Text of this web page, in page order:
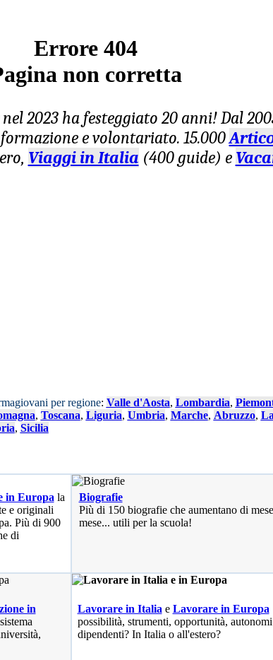
Errore 404
non corretta
2023 ha festeggiato 20 anni! Dal
e volontariato. 15.000
Viaggi in Italia (400 guide) e
per regione: Valle d'Aosta, Lombardia,
, Toscana, Liguria, Umbria, Marche, Abruzzo,
, Sicilia
in Europa la
e originali
Più di 900
di
Biografie
Più di 150 biografie che aumentano di
mese... utili per la scuola!
in
Lavorare in Italia e Lavorare in Europa
possibilità, strumenti, opportunità,
dipendenti? In Italia o all'estero?